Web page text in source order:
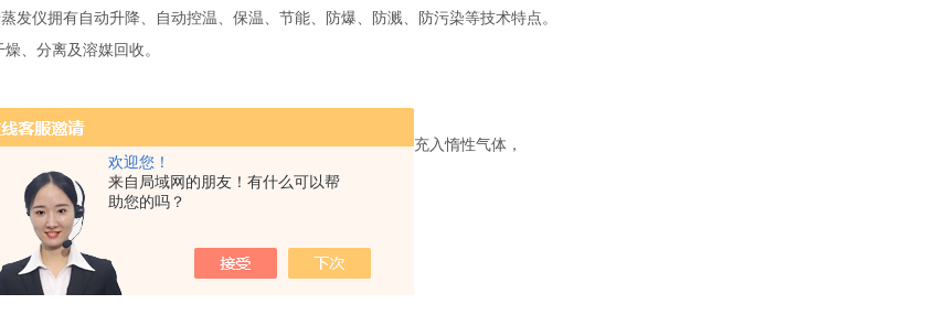
欢迎您！
来自局域网的朋友！有什么可以帮
助您的吗？
仪拥有自动升降、自动控温、保温、节能、防爆、防溅、防污染等技术特点。
、分离及溶媒回收。
，工作时可使工作室内保持一定的真空度，并能够向内部充入惰性气体，
仪进行温度的设定、显示与控制。
真空干燥比造价低，运行成本低。